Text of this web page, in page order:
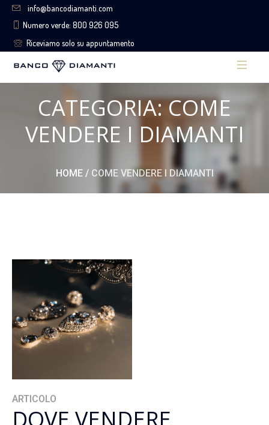
info@bancodiamanti.com
Numero verde: 800 926 095
Riceviamo solo su appuntamento
CATEGORIA: COME
VENDERE I DIAMANTI
HOME / COME VENDERE I DIAMANTI
ARTICOLO